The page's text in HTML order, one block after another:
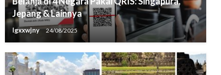
Jepang & Lainnya
lgxxwjny 24/08/2025